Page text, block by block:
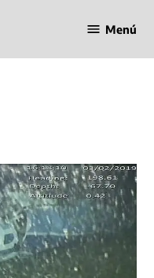
Menú